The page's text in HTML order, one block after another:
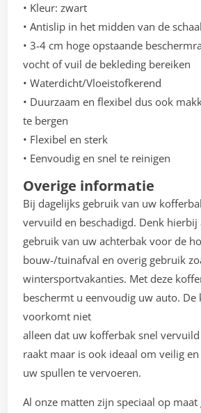
• Kleur: zwart
• Antislip in het midden van de schaal
• 3-4 cm hoge opstaande
vocht of vuil de bekleding bereiken
• Waterdicht/Vloeistofkerend
• Duurzaam en flexibel dus ook
te bergen
• Flexibel en sterk
• Eenvoudig en snel te reinigen
Overige informatie
Bij dagelijks gebruik van uw
vervuild en beschadigd. Denk hierbij
gebruik van uw achterbak voor de
bouw-/tuinafval en overig gebruik
wintersportvakanties. Met deze
beschermt u eenvoudig uw auto.
voorkomt niet
alleen dat uw kofferbak snel
raakt maar is ook ideaal om veilig
uw spullen te vervoeren.
Al onze matten zijn speciaal op